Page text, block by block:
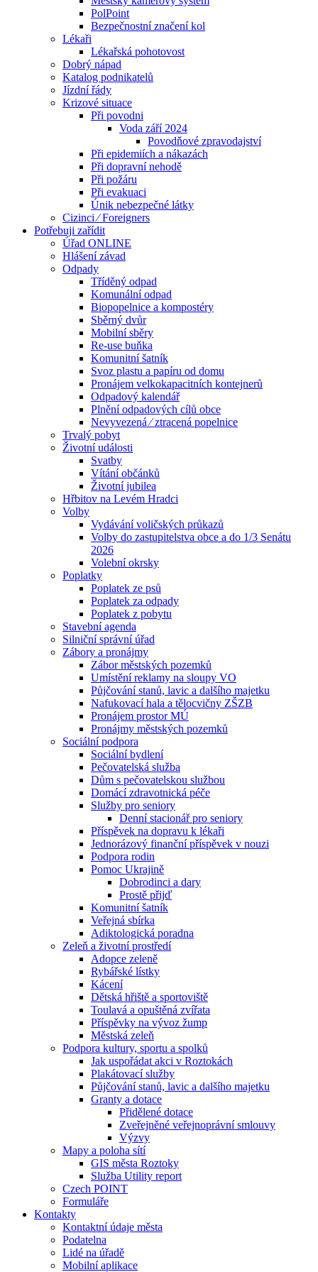
PolPoint
Bezpečnostní značení kol
Lékaři
Lékařská pohotovost
Dobrý nápad
Katalog podnikatelů
Jízdní řády
Krizové situace
Při povodni
Voda září 2024
Povodňové zpravodajství
Při epidemiích a nákazách
Při dopravní nehodě
Při požáru
Při evakuaci
Únik nebezpečné látky
Cizinci ⁄ Foreigners
Potřebuji zařídit
Úřad ONLINE
Hlášení závad
Odpady
Tříděný odpad
Komunální odpad
Biopopelnice a kompostéry
Sběrný dvůr
Mobilní sběry
Re-use buňka
Komunitní šatník
Svoz plastu a papíru od domu
Pronájem velkokapacitních kontejnerů
Odpadový kalendář
Plnění odpadových cílů obce
Nevyvezená ⁄ ztracená popelnice
Trvalý pobyt
Životní události
Svatby
Vítání občánků
Životní jubilea
Hřbitov na Levém Hradci
Volby
Vydávání voličských průkazů
Volby do zastupitelstva obce a do 1/3 Senátu
2026
Volební okrsky
Poplatky
Poplatek ze psů
Poplatek za odpady
Poplatek z pobytu
Stavební agenda
Silniční správní úřad
Zábory a pronájmy
Zábor městských pozemků
Umístění reklamy na sloupy VO
Půjčování stanů, lavic a dalšího majetku
Nafukovací hala a tělocvičny ZŠZB
Pronájem prostor MÚ
Pronájmy městských pozemků
Sociální podpora
Sociální bydlení
Pečovatelská služba
Dům s pečovatelskou službou
Domácí zdravotnická péče
Služby pro seniory
Denní stacionář pro seniory
Příspěvek na dopravu k lékaři
Jednorázový finanční příspěvek v nouzi
Podpora rodin
Pomoc Ukrajině
Dobrodinci a dary
Prostě přijď
Komunitní šatník
Veřejná sbírka
Adiktologická poradna
Zeleň a životní prostředí
Adopce zeleně
Rybářské lístky
Kácení
Dětská hřiště a sportoviště
Toulavá a opuštěná zvířata
Příspěvky na vývoz žump
Městská zeleň
Podpora kultury, sportu a spolků
Jak uspořádat akci v Roztokách
Plakátovací služby
Půjčování stanů, lavic a dalšího majetku
Granty a dotace
Přidělené dotace
Zveřejněné veřejnoprávní smlouvy
Výzvy
Mapy a poloha sítí
GIS města Roztoky
Služba Utility report
Czech POINT
Formuláře
Kontakty
Kontaktní údaje města
Podatelna
Lidé na úřadě
Mobilní aplikace